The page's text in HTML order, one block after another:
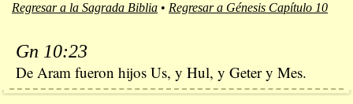
Regresar a la Sagrada Biblia • Regresar a Génesis Capítulo 10
Gn 10:23
De Aram fueron hijos Us, y Hul, y Geter y Mes.